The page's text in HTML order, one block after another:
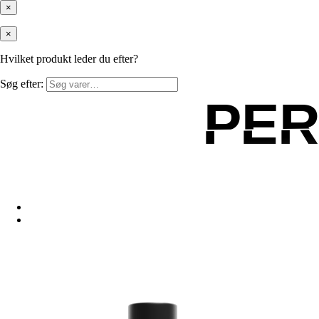
×
×
Hvilket produkt leder du efter?
Søg efter: